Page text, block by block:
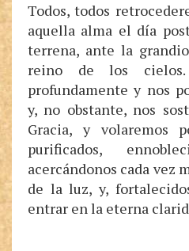
Todos, todos
aquella alma el día
terrena, ante la
reino de los cielos.
profundamente y nos
y, no obstante, nos
Gracia, y volaremos
purificados,
acercándonos cada vez
de la luz, y,
entrar en la eterna